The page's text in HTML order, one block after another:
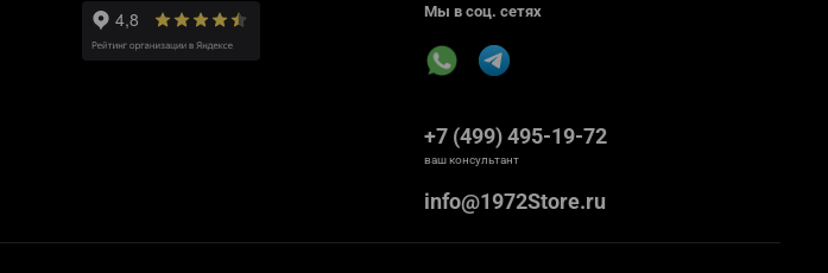
Мы в соц. сетях
+7 (499) 495-19-72
ваш консультант
info@1972Store.ru